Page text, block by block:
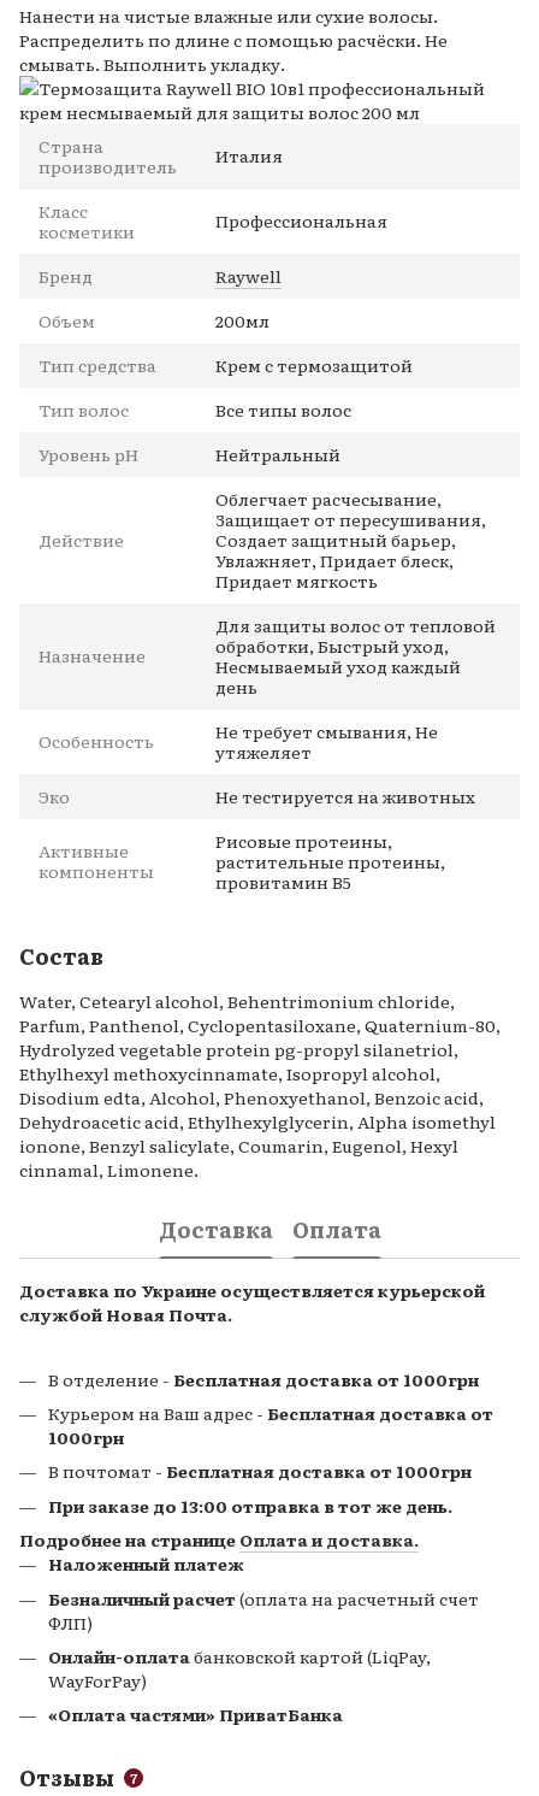
Нанести на чистые влажные или сухие волосы.
Распределить по длине с помощью расчёски. Не
смывать. Выполнить укладку.
Страна
производитель
Италия
Класс
косметики
Профессиональная
Бренд
Raywell
Объем
200мл
Тип средства
Крем с термозащитой
Тип волос
Все типы волос
Уровень pH
Нейтральный
Действие
Облегчает расчесывание,
Защищает от пересушивания,
Создает защитный барьер,
Увлажняет, Придает блеск,
Придает мягкость
Назначение
Для защиты волос от тепловой
обработки, Быстрый уход,
Несмываемый уход каждый
день
Особенность
Не требует смывания, Не
утяжеляет
Эко
Не тестируется на животных
Активные
компоненты
Рисовые протеины,
растительные протеины,
провитамин В5
Состав
Water, Cetearyl alcohol, Behentrimonium chloride,
Parfum, Panthenol, Cyclopentasiloxane, Quaternium-80,
Hydrolyzed vegetable protein pg-propyl silanetriol,
Ethylhexyl methoxycinnamate, Isopropyl alcohol,
Disodium edta, Alcohol, Phenoxyethanol, Benzoic acid,
Dehydroacetic acid, Ethylhexylglycerin, Alpha isomethyl
ionone, Benzyl salicylate, Coumarin, Eugenol, Hexyl
cinnamal, Limonene.
Доставка Оплата
Доставка по Украине осуществляется курьерской
службой Новая Почта.
В отделение - Бесплатная доставка от 1000грн
Курьером на Ваш адрес - Бесплатная доставка от
1000грн
В почтомат - Бесплатная доставка от 1000грн
При заказе до 13:00 отправка в тот же день.
Подробнее на странице Оплата и доставка.
Наложенный платеж
Безналичный расчет(оплата на расчетный счет
ФЛП)
Онлайн-оплата банковской картой (LiqPay,
WayForPay)
«Оплата частями» ПриватБанка
Отзывы 7